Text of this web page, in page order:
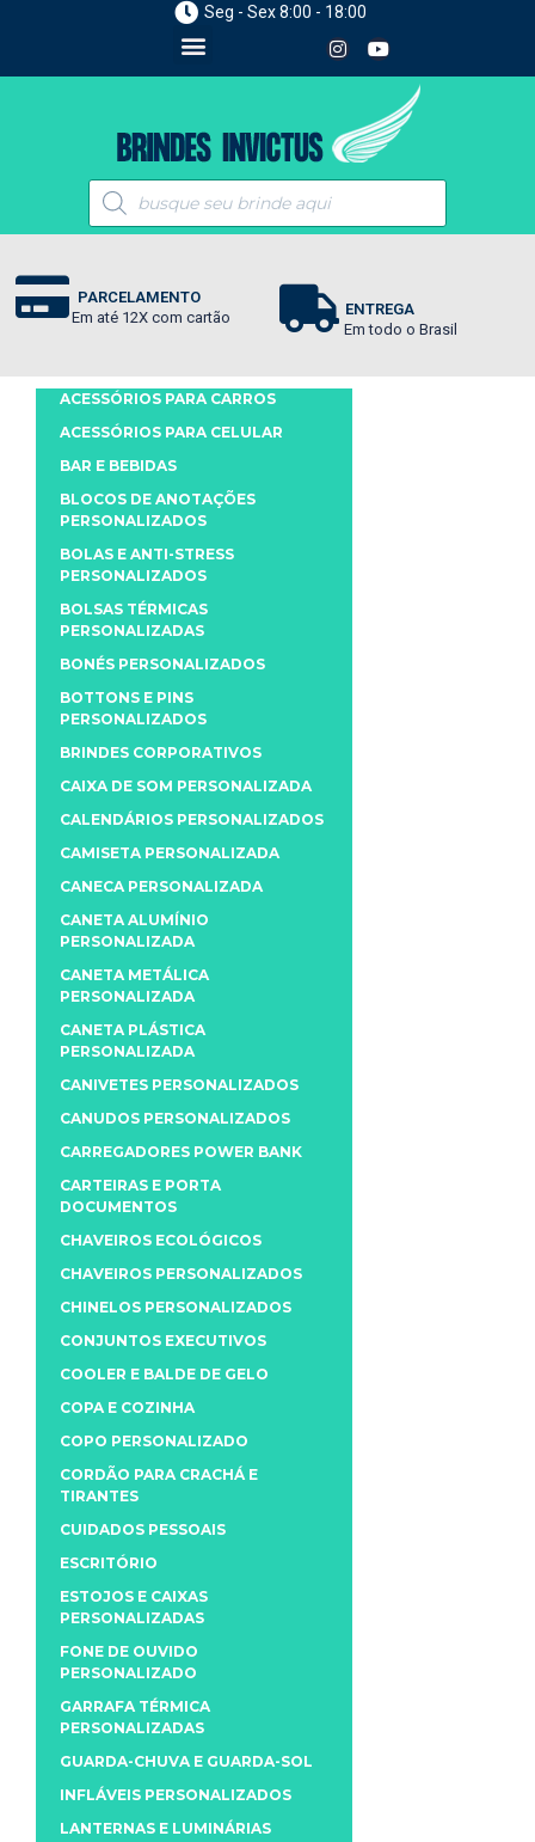
Seg - Sex 8:00 - 18:00
PARCELAMENTO
Em até 12X com cartão
ENTREGA
Em todo o Brasil
ACESSÓRIOS PARA CARROS
ACESSÓRIOS PARA CELULAR
BAR E BEBIDAS
BLOCOS DE ANOTAÇÕES
PERSONALIZADOS
BOLAS E ANTI-STRESS
PERSONALIZADOS
BOLSAS TÉRMICAS
PERSONALIZADAS
BONÉS PERSONALIZADOS
BOTTONS E PINS
PERSONALIZADOS
BRINDES CORPORATIVOS
CAIXA DE SOM PERSONALIZADA
CALENDÁRIOS PERSONALIZADOS
CAMISETA PERSONALIZADA
CANECA PERSONALIZADA
CANETA ALUMÍNIO
PERSONALIZADA
CANETA METÁLICA
PERSONALIZADA
CANETA PLÁSTICA
PERSONALIZADA
CANIVETES PERSONALIZADOS
CANUDOS PERSONALIZADOS
CARREGADORES POWER BANK
CARTEIRAS E PORTA
DOCUMENTOS
CHAVEIROS ECOLÓGICOS
CHAVEIROS PERSONALIZADOS
CHINELOS PERSONALIZADOS
CONJUNTOS EXECUTIVOS
COOLER E BALDE DE GELO
COPA E COZINHA
COPO PERSONALIZADO
CORDÃO PARA CRACHÁ E
TIRANTES
CUIDADOS PESSOAIS
ESCRITÓRIO
ESTOJOS E CAIXAS
PERSONALIZADAS
FONE DE OUVIDO
PERSONALIZADO
GARRAFA TÉRMICA
PERSONALIZADAS
GUARDA-CHUVA E GUARDA-SOL
INFLÁVEIS PERSONALIZADOS
LANTERNAS E LUMINÁRIAS